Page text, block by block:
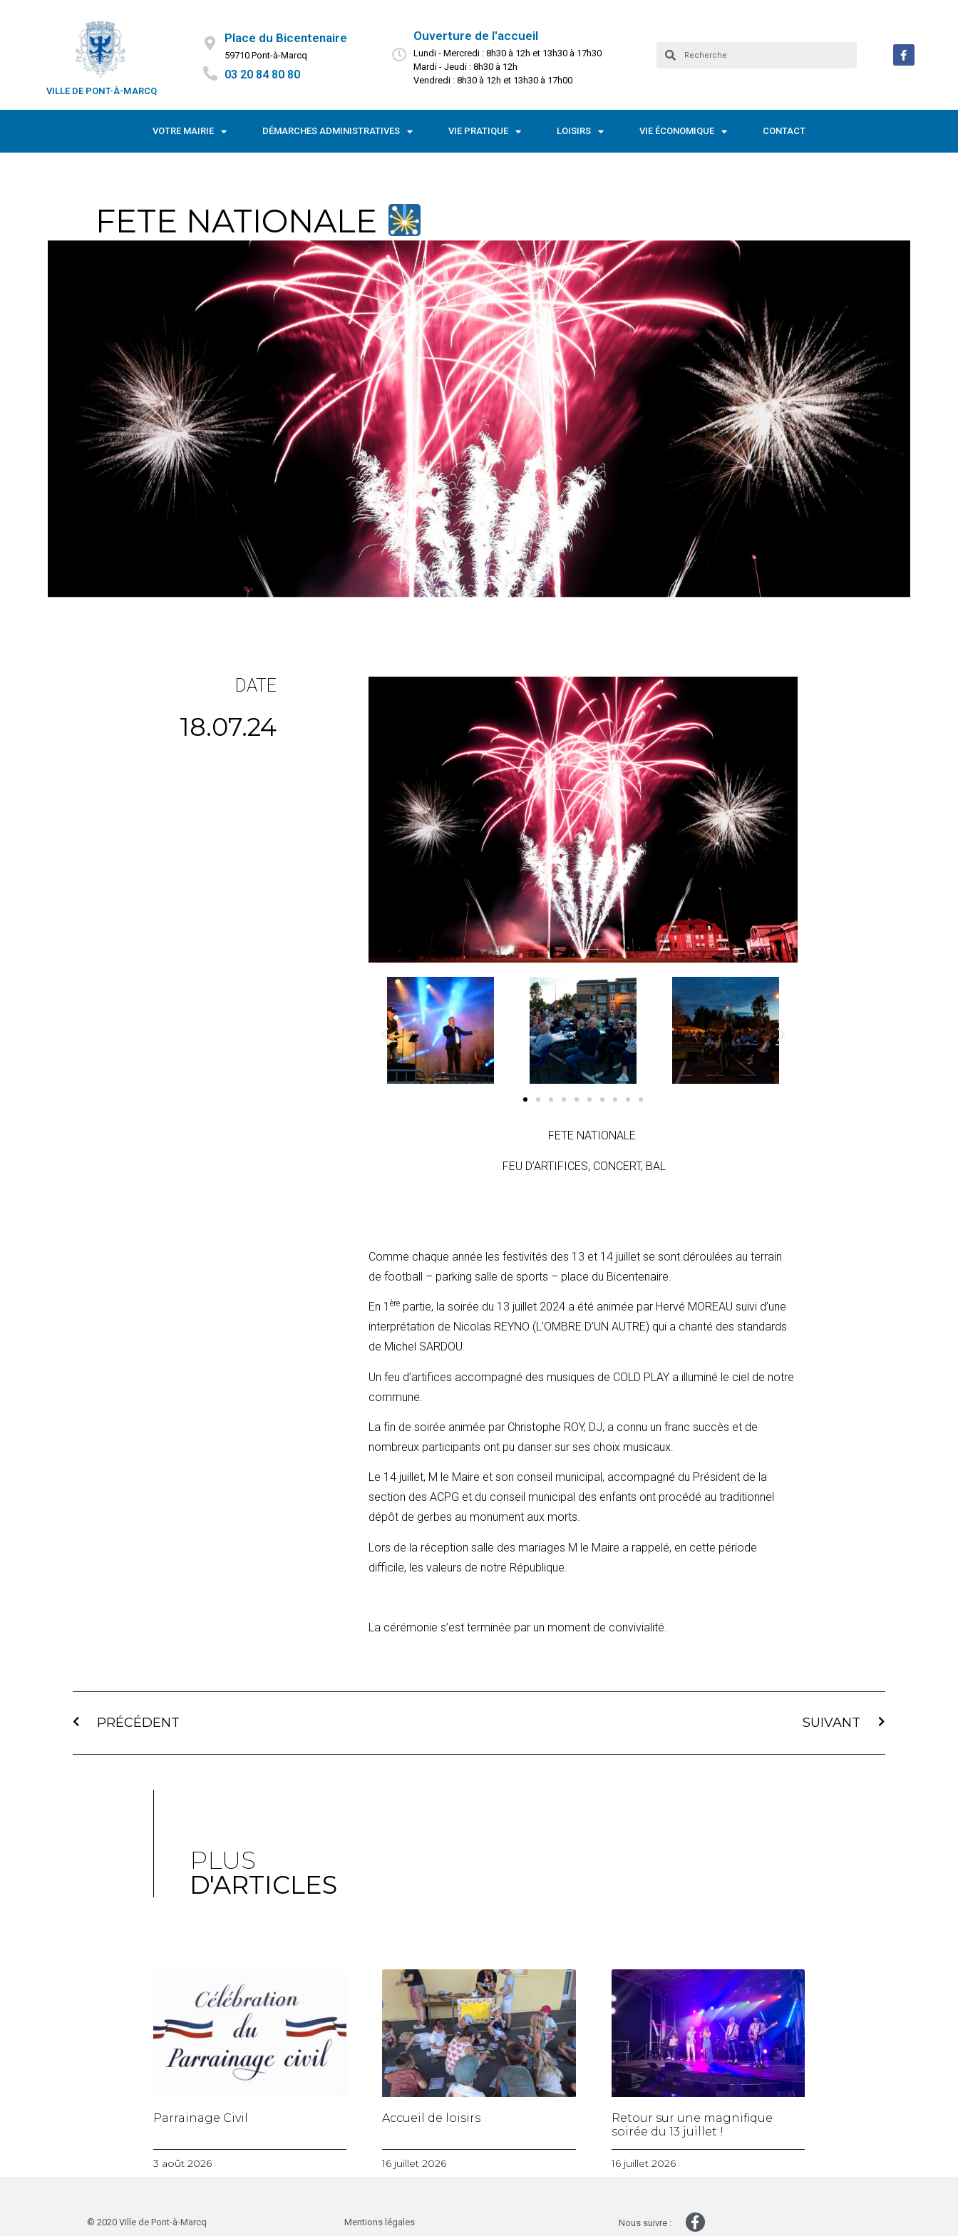
VILLE DE PONT-À-MARCQ
Place du Bicentenaire
59710 Pont-à-Marcq
03 20 84 80 80
Ouverture de l'accueil
Lundi - Mercredi : 8h30 à 12h et 13h30 à 17h30
Mardi - Jeudi : 8h30 à 12h
Vendredi : 8h30 à 12h et 13h30 à 17h00
VOTRE MAIRIE DÉMARCHES ADMINISTRATIVES VIE PRATIQUE LOISIRS VIE ÉCONOMIQUE CONTACT
FETE NATIONALE
DATE
18.07.24
FETE NATIONALE
FEU D’ARTIFICES, CONCERT, BAL
Comme chaque année les festivités des 13 et 14 juillet se sont déroulées au terrain
de football – parking salle de sports – place du Bicentenaire.
En 1ère partie, la soirée du 13 juillet 2024 a été animée par Hervé MOREAU suivi d’une
interprétation de Nicolas REYNO (L’OMBRE D’UN AUTRE) qui a chanté des standards
de Michel SARDOU.
Un feu d’artifices accompagné des musiques de COLD PLAY a illuminé le ciel de notre
commune.
La fin de soirée animée par Christophe ROY, DJ, a connu un franc succès et de
nombreux participants ont pu danser sur ses choix musicaux.
Le 14 juillet, M le Maire et son conseil municipal, accompagné du Président de la
section des ACPG et du conseil municipal des enfants ont procédé au traditionnel
dépôt de gerbes au monument aux morts.
Lors de la réception salle des mariages M le Maire a rappelé, en cette période
difficile, les valeurs de notre République.
La cérémonie s’est terminée par un moment de convivialité.
PRÉCÉDENT SUIVANT
PLUS
D'ARTICLES
Parrainage Civil
3 août 2026
Accueil de loisirs
16 juillet 2026
Retour sur une magnifique
soirée du 13 juillet !
16 juillet 2026
© 2020 Ville de Pont-à-Marcq Mentions légales Nous suivre :